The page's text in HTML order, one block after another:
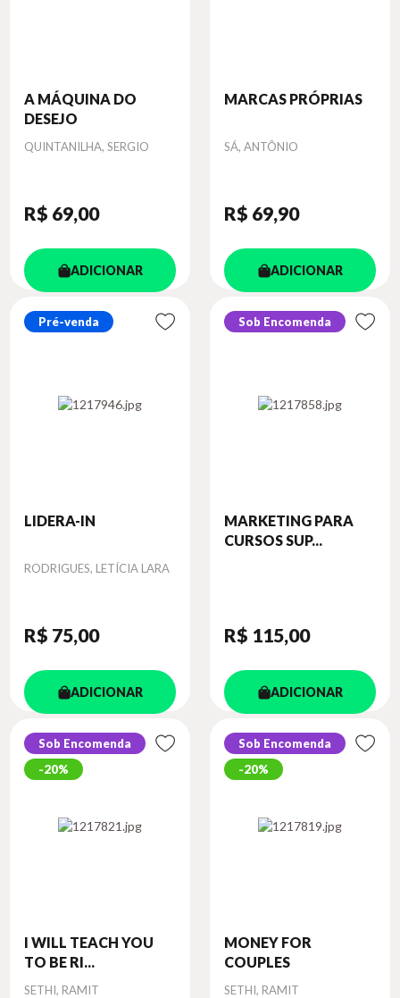
A MÁQUINA DO
DESEJO
Autor
QUINTANILHA, SERGIO
R$ 69,00
ADICIONAR
MARCAS PRÓPRIAS
Autor
SÁ, ANTÔNIO
R$ 69,90
ADICIONAR
Pré-venda
LIDERA-IN
Autor
RODRIGUES, LETÍCIA LARA
R$ 75,00
ADICIONAR
Sob Encomenda
MARKETING PARA
CURSOS SUP...
R$ 115,00
ADICIONAR
Sob Encomenda
20%
I WILL TEACH YOU
TO BE RI...
Autor
SETHI, RAMIT
Sob Encomenda
20%
MONEY FOR
COUPLES
Autor
SETHI, RAMIT